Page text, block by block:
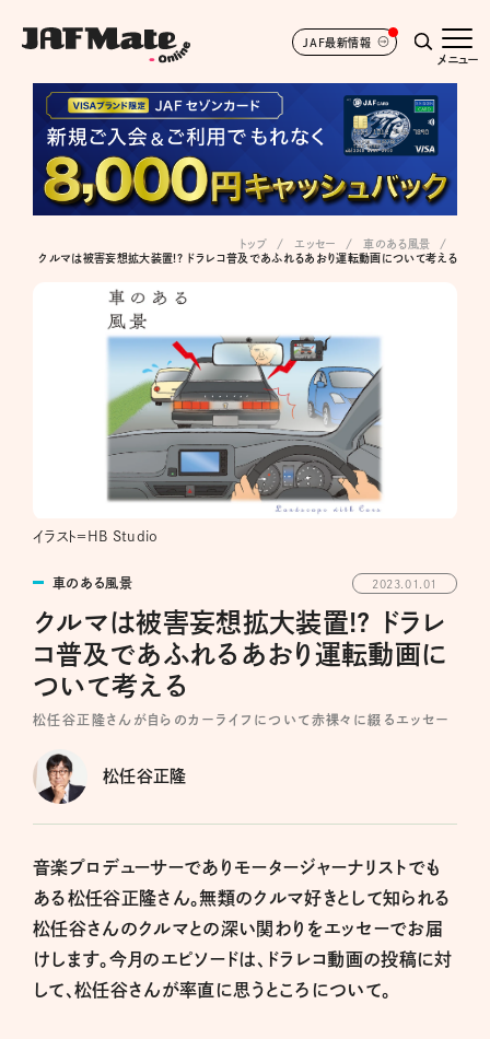
JAF最新情報
メニュー
トップ エッセー
車のある風景
クルマは被害妄想拡大装置!? ドラレコ普及であふれるあおり運転動画について考える
イラスト＝HB Studio
車のある風景 2023.01.01
クルマは被害妄想拡大装置!? ドラレ
コ普及であふれるあおり運転動画に
ついて考える
松任谷正隆さんが自らのカーライフについて赤裸々に綴るエッセー
松任谷正隆
音楽プロデューサーでありモータージャーナリストでも
ある松任谷正隆さん。無類のクルマ好きとして知られる
松任谷さんのクルマとの深い関わりをエッセーでお届
けします。今月のエピソードは、ドラレコ動画の投稿に対
して、松任谷さんが率直に思うところについて。